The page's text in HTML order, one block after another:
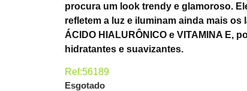
procura um look trendy e glamoroso.
refletem a luz e iluminam ainda mais
ÁCIDO HIALURÔNICO e VITAMINA E,
hidratantes e suavizantes.
Ref:56189
Esgotado